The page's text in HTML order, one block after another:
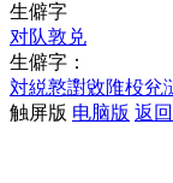
生僻字
对队敦 兑
生僻字：
対綐憝譵敓陮杸兊
触屏版 电脑版 返